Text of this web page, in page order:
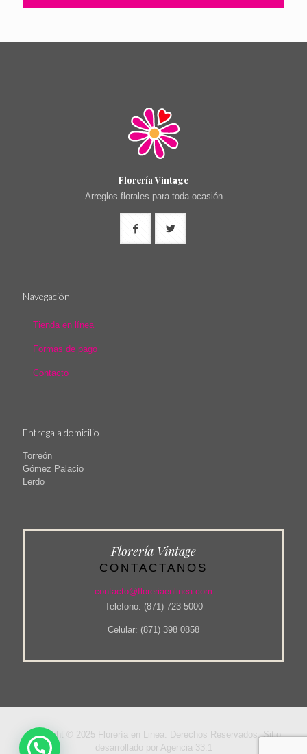
Florería Vintage
Arreglos florales para toda ocasión
Navegación
Tienda en línea
Formas de pago
Contacto
Entrega a domicilio
Torreón
Gómez Palacio
Lerdo
Florería Vintage
CONTACTANOS
contacto@floreriaenlinea.com
Teléfono: (871) 723 5000
Celular: (871) 398 0858
Copyright © 2025 Florería en Linea. Derechos Reservados. Sitio
desarrollado por Agencia 33.1